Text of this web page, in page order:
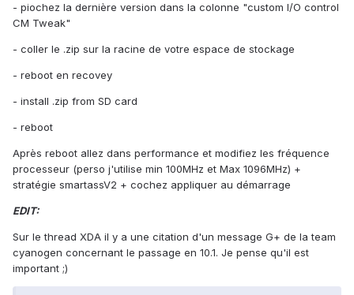
- piochez la dernière version dans la colonne "custom I/O control
CM Tweak"
- coller le .zip sur la racine de votre espace de stockage
- reboot en recovey
- install .zip from SD card
- reboot
Après reboot allez dans performance et modifiez les fréquence
processeur (perso j'utilise min 100MHz et Max 1096MHz) +
stratégie smartassV2 + cochez appliquer au démarrage
EDIT:
Sur le thread XDA il y a une citation d'un message G+ de la team
cyanogen concernant le passage en 10.1. Je pense qu'il est
important ;)